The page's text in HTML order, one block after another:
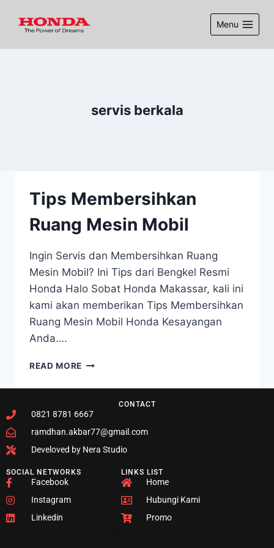
Menu
servis berkala
Tips Membersihkan
Ruang Mesin Mobil
Ingin Servis dan Membersihkan Ruang
Mesin Mobil? Ini Tips dari Bengkel Resmi
Honda Halo Sobat Honda Makassar, kali ini
kami akan memberikan Tips Membersihkan
Ruang Mesin Mobil Honda Kesayangan
Anda….
READ MORE
CONTACT
0821 8781 6667
ramdhan.akbar77@gmail.com
Develoved by Nera Studio
SOCIAL NETWORKS
Facebook
Instagram
Linkedin
LINKS LIST
Home
Hubungi Kami
Promo